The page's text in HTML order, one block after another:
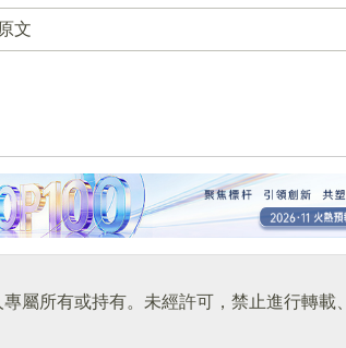
文
屬所有或持有。未經許可，禁止進行轉載、